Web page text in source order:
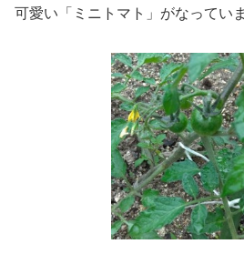
可愛い「ミニトマト」がなっていま